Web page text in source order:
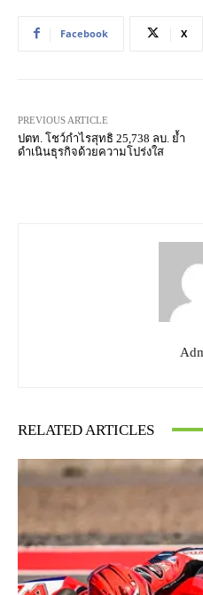
Facebook X
PREVIOUS ARTICLE
ปตท. โชว์กำไรสุทธิ 25,738 ลบ. ย้ำ
ดำเนินธุรกิจด้วยความโปร่งใส
RELATED ARTICLES